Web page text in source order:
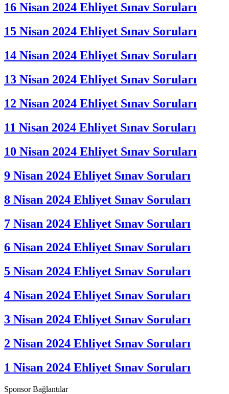
16 Nisan 2024 Ehliyet Sınav Soruları
15 Nisan 2024 Ehliyet Sınav Soruları
14 Nisan 2024 Ehliyet Sınav Soruları
13 Nisan 2024 Ehliyet Sınav Soruları
12 Nisan 2024 Ehliyet Sınav Soruları
11 Nisan 2024 Ehliyet Sınav Soruları
10 Nisan 2024 Ehliyet Sınav Soruları
9 Nisan 2024 Ehliyet Sınav Soruları
8 Nisan 2024 Ehliyet Sınav Soruları
7 Nisan 2024 Ehliyet Sınav Soruları
6 Nisan 2024 Ehliyet Sınav Soruları
5 Nisan 2024 Ehliyet Sınav Soruları
4 Nisan 2024 Ehliyet Sınav Soruları
3 Nisan 2024 Ehliyet Sınav Soruları
2 Nisan 2024 Ehliyet Sınav Soruları
1 Nisan 2024 Ehliyet Sınav Soruları
Sponsor Bağlantılar